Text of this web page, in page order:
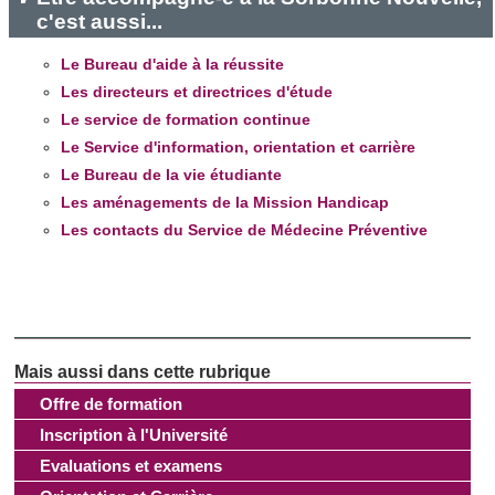
et les annonces, d'offrir des fonctionnalités relatives aux
partageons également des informations sur l'utilisation de
notre site avec nos partenaires de médias sociaux, de
publicité et d'analyse, qui peuvent combiner celles-ci avec
d'autres informations que vous leur avez fournies ou qu'ils
ont collectées lors de votre utilisation de leurs services.
Offre de formation
Inscription à l'Université
Evaluations et examens
c'est aussi...
Le Bureau d'aide à la réussite
Les directeurs et directrices d'étude
Le service de formation continue
Le Service d'information, orientation et carrière
Le Bureau de la vie étudiante
Les aménagements de la Mission Handicap
Les contacts du Service de Médecine Préventive